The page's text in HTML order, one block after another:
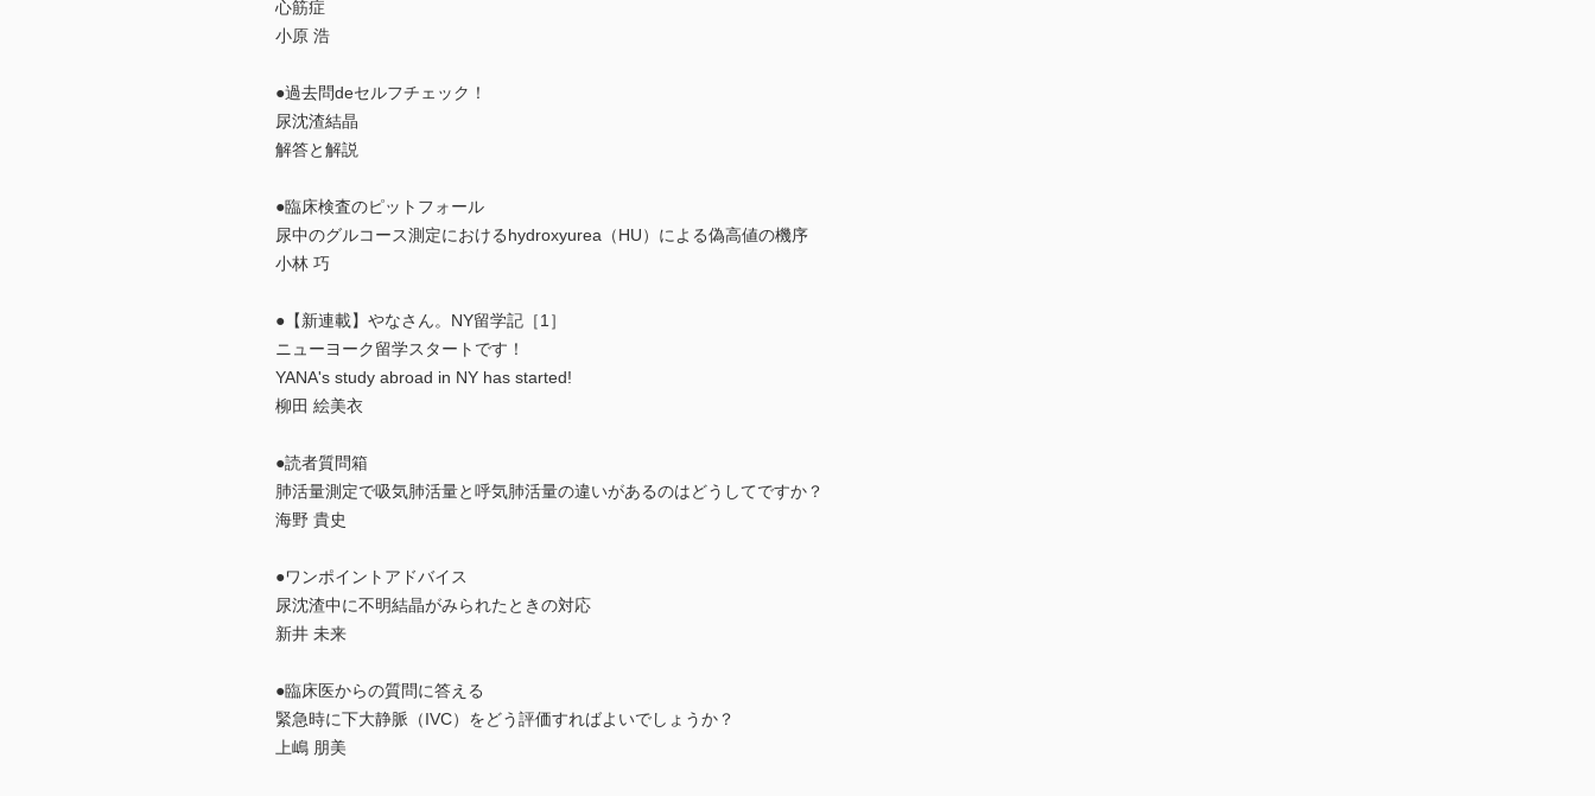
心筋症
小原 浩
●過去問deセルフチェック！
尿沈渣結晶
解答と解説
●臨床検査のピットフォール
尿中のグルコース測定におけるhydroxyurea（HU）による偽高値の機序
小林 巧
●【新連載】やなさん。NY留学記［1］
ニューヨーク留学スタートです！
YANA's study abroad in NY has started!
柳田 絵美衣
●読者質問箱
肺活量測定で吸気肺活量と呼気肺活量の違いがあるのはどうしてですか？
海野 貴史
●ワンポイントアドバイス
尿沈渣中に不明結晶がみられたときの対応
新井 未来
●臨床医からの質問に答える
緊急時に下大静脈（IVC）をどう評価すればよいでしょうか？
上嶋 朋美